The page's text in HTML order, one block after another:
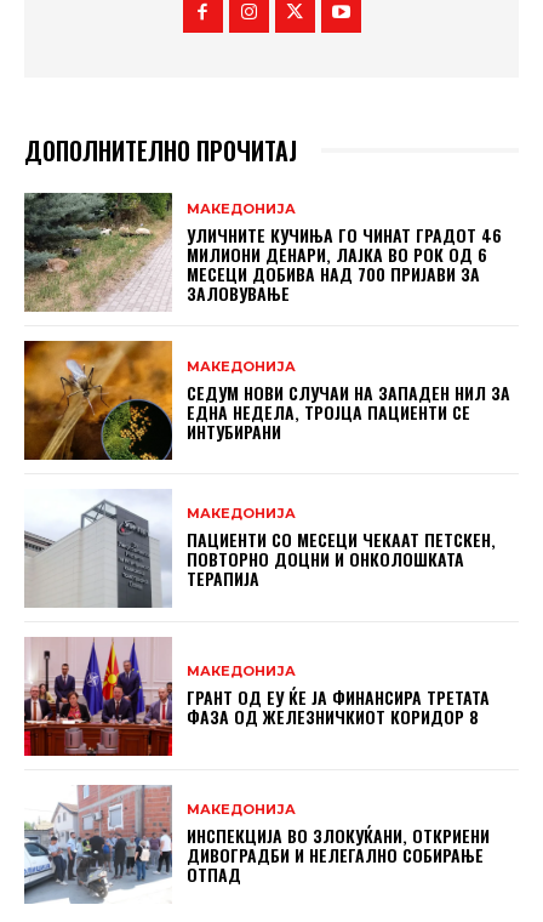
ДОПОЛНИТЕЛНО ПРОЧИТАЈ
МАКЕДОНИЈА
УЛИЧНИТЕ КУЧИЊА ГО ЧИНАТ ГРАДОТ 46
МИЛИОНИ ДЕНАРИ, ЛАЈКА ВО РОК ОД 6
МЕСЕЦИ ДОБИВА НАД 700 ПРИЈАВИ ЗА
ЗАЛОВУВАЊЕ
МАКЕДОНИЈА
СЕДУМ НОВИ СЛУЧАИ НА ЗАПАДЕН НИЛ ЗА
ЕДНА НЕДЕЛА, ТРОЈЦА ПАЦИЕНТИ СЕ
ИНТУБИРАНИ
МАКЕДОНИЈА
ПАЦИЕНТИ СО МЕСЕЦИ ЧЕКААТ ПЕТСКЕН,
ПОВТОРНО ДОЦНИ И ОНКОЛОШКАТА
ТЕРАПИЈА
МАКЕДОНИЈА
ГРАНТ ОД ЕУ ЌЕ ЈА ФИНАНСИРА ТРЕТАТА
ФАЗА ОД ЖЕЛЕЗНИЧКИОТ КОРИДОР 8
МАКЕДОНИЈА
ИНСПЕКЦИЈА ВО ЗЛОКУЌАНИ, ОТКРИЕНИ
ДИВОГРАДБИ И НЕЛЕГАЛНО СОБИРАЊЕ
ОТПАД